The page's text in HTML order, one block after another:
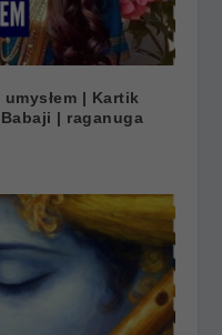
umysłem | Kartik
| raganuga